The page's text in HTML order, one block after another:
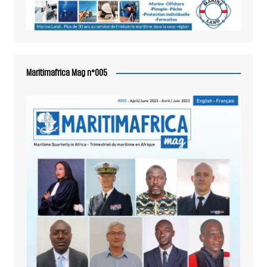
Maritimafrica Mag n°005